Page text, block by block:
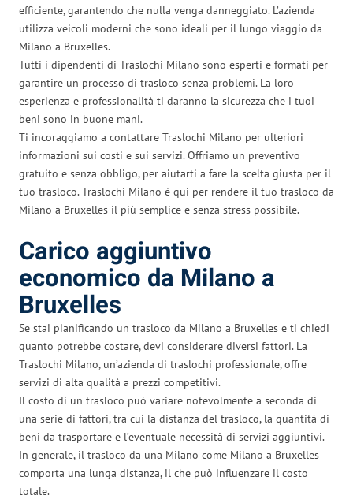
efficiente, garantendo che nulla venga danneggiato. L’azienda
utilizza veicoli moderni che sono ideali per il lungo viaggio da
Milano a Bruxelles.
Tutti i dipendenti di Traslochi Milano sono esperti e formati per
garantire un processo di trasloco senza problemi. La loro
esperienza e professionalità ti daranno la sicurezza che i tuoi
beni sono in buone mani.
Ti incoraggiamo a contattare Traslochi Milano per ulteriori
informazioni sui costi e sui servizi. Offriamo un preventivo
gratuito e senza obbligo, per aiutarti a fare la scelta giusta per il
tuo trasloco. Traslochi Milano è qui per rendere il tuo trasloco da
Milano a Bruxelles il più semplice e senza stress possibile.
Carico aggiuntivo
economico da Milano a
Bruxelles
Se stai pianificando un trasloco da Milano a Bruxelles e ti chiedi
quanto potrebbe costare, devi considerare diversi fattori. La
Traslochi Milano, un’azienda di traslochi professionale, offre
servizi di alta qualità a prezzi competitivi.
Il costo di un trasloco può variare notevolmente a seconda di
una serie di fattori, tra cui la distanza del trasloco, la quantità di
beni da trasportare e l’eventuale necessità di servizi aggiuntivi.
In generale, il trasloco da una Milano come Milano a Bruxelles
comporta una lunga distanza, il che può influenzare il costo
totale.